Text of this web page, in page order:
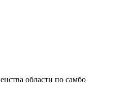
области по самбо